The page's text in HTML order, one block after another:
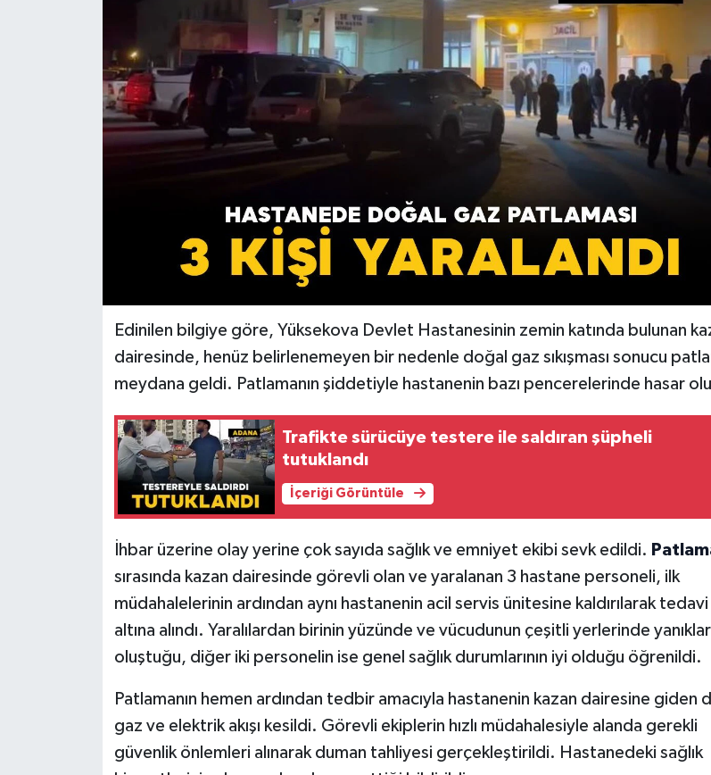
Edinilen bilgiye göre, Yüksekova Devlet Hastanesinin zemin katında bulunan
dairesinde, henüz belirlenemeyen bir nedenle doğal gaz sıkışması sonucu
meydana geldi. Patlamanın şiddetiyle hastanenin bazı pencerelerinde hasar
Trafikte sürücüye testere ile saldıran şüpheli
tutuklandı
İçeriği Görüntüle
İhbar üzerine olay yerine çok sayıda sağlık ve emniyet ekibi sevk edildi.
sırasında kazan dairesinde görevli olan ve yaralanan 3 hastane personeli, ilk
müdahalelerinin ardından aynı hastanenin acil servis ünitesine kaldırılarak tedavi
altına alındı. Yaralılardan birinin yüzünde ve vücudunun çeşitli yerlerinde yanıklar
oluştuğu, diğer iki personelin ise genel sağlık durumlarının iyi olduğu öğrenildi.
Patlamanın hemen ardından tedbir amacıyla hastanenin kazan dairesine giden
gaz ve elektrik akışı kesildi. Görevli ekiplerin hızlı müdahalesiyle alanda gerekli
güvenlik önlemleri alınarak duman tahliyesi gerçekleştirildi. Hastanedeki sağlık